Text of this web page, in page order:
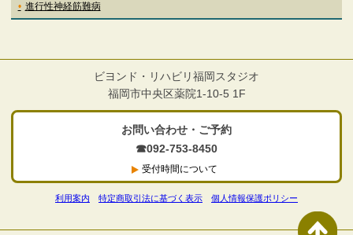
進行性神経筋難病
ビヨンド・リハビリ福岡スタジオ
福岡市中央区薬院1-10-5 1F
お問い合わせ・ご予約
☎092-753-8450
受付時間について
利用案内 特定商取引法に基づく表示 個人情報保護ポリシー